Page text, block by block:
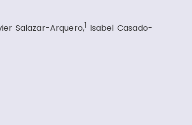
Salazar-Arquero,1 Isabel Casado-